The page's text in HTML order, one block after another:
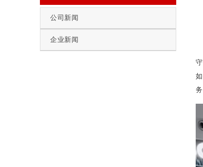
公司新闻
企业新闻
务